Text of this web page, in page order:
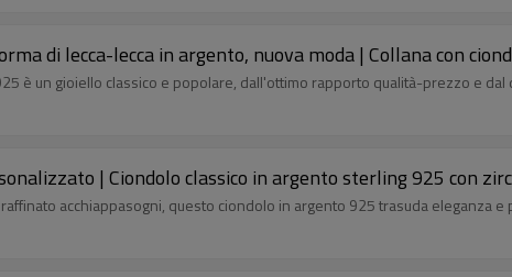
di lecca-lecca in argento, nuova moda | Collana con
è un gioiello classico e popolare, dall'ottimo rapporto qualità-prezzo e
| Ciondolo classico in argento sterling 925 con
acchiappasogni, questo ciondolo in argento 925 trasuda eleganza